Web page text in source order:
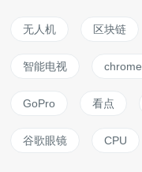
无人机 区块链
智能电视 chrome
GoPro 看点
谷歌眼镜 CPU